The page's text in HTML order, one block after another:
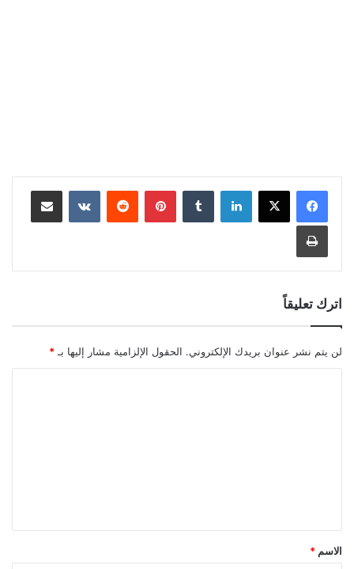
لينكدإن بينتيريست مشاركة عبر البريد
طباعة
اترك تعليقاً
لن يتم نشر عنوان بريدك الإلكتروني. الحقول الإلزامية مشار إليها بـ *
*
الاسم *